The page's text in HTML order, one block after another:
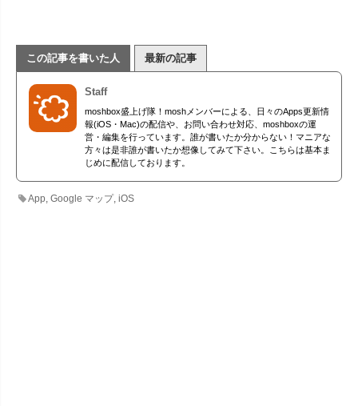
この記事を書いた人 最新の記事
Staff
moshbox盛上げ隊！moshメンバーによる、日々のApps更新情
報(iOS・Mac)の配信や、お問い合わせ対応、moshboxの運
営・編集を行っています。誰が書いたか分からない！マニアな
方々は是非誰が書いたか想像してみて下さい。こちらは基本ま
じめに配信しております。
App,Google マップ,iOS